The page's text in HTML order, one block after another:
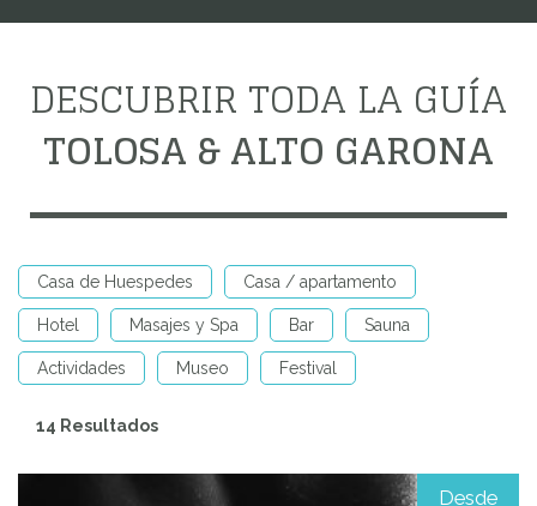
DESCUBRIR TODA LA GUÍA
TOLOSA & ALTO GARONA
Casa de Huespedes Casa / apartamento
Hotel Masajes y Spa Bar Sauna
Actividades Museo Festival
14 Resultados
Desde